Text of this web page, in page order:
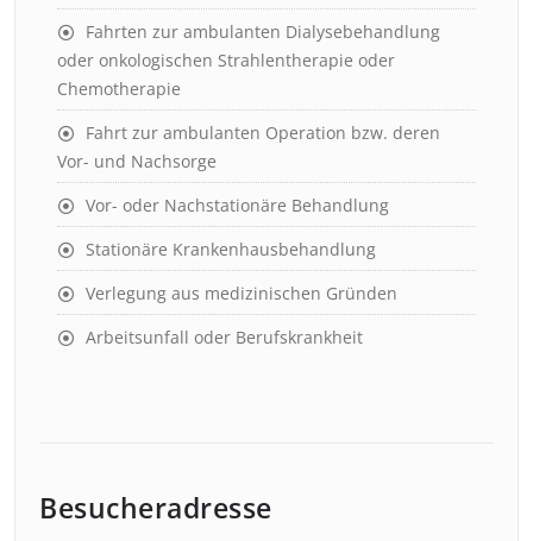
Fahrten zur ambulanten Dialysebehandlung
oder onkologischen Strahlentherapie oder
Chemotherapie
Fahrt zur ambulanten Operation bzw. deren
Vor- und Nachsorge
Vor- oder Nachstationäre Behandlung
Stationäre Krankenhausbehandlung
Verlegung aus medizinischen Gründen
Arbeitsunfall oder Berufskrankheit
Besucheradresse